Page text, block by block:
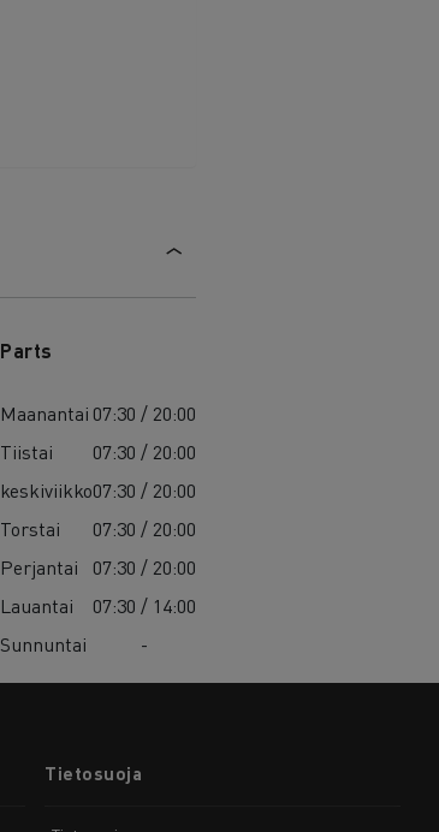
Parts
Maanantai 07:30 / 20:00
Tiistai
07:30 / 20:00
keskiviikko07:30 / 20:00
Torstai
07:30 / 20:00
Perjantai
07:30 / 20:00
Lauantai
07:30 / 14:00
Sunnuntai
-
Tietosuoja